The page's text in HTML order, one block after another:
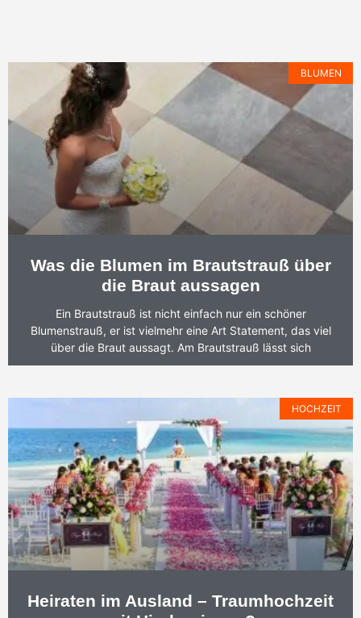
BLUMEN
Was die Blumen im Brautstrauß über
die Braut aussagen
Ein Brautstrauß ist nicht einfach nur ein schöner
Blumenstrauß, er ist vielmehr eine Art Statement, das viel
über die Braut aussagt. Am Brautstrauß lässt sich
HOCHZEIT
Heiraten im Ausland – Traumhochzeit